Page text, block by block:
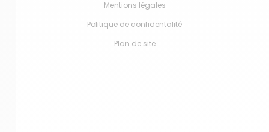
Mentions légales
Politique de confidentalité
Plan de site